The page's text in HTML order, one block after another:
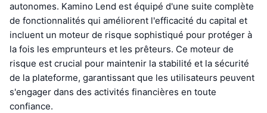
autonomes. Kamino Lend est équipé d'une suite complète
de fonctionnalités qui améliorent l'efficacité du capital et
incluent un moteur de risque sophistiqué pour protéger à
la fois les emprunteurs et les prêteurs. Ce moteur de
risque est crucial pour maintenir la stabilité et la sécurité
de la plateforme, garantissant que les utilisateurs peuvent
s'engager dans des activités financières en toute
confiance.